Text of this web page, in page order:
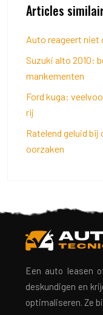
Articles
Auto reageert niet
Suzuki alto 2010:
mankementen
Ford kuga:
rij
Ratelend geluid
oorzaken
Een auto leasen
deskundigen en
optimaliseren. Ze